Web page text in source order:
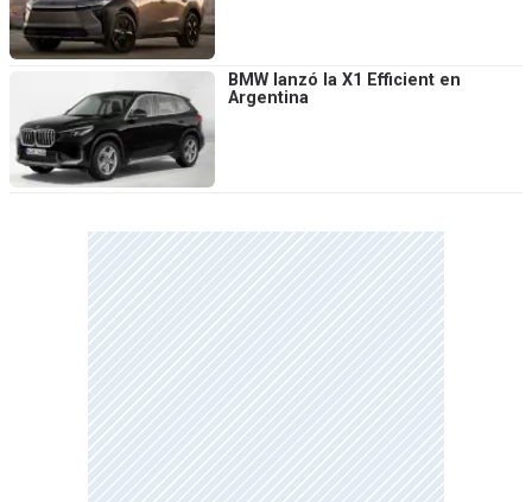
BMW lanzó la X1 Efficient en
Argentina